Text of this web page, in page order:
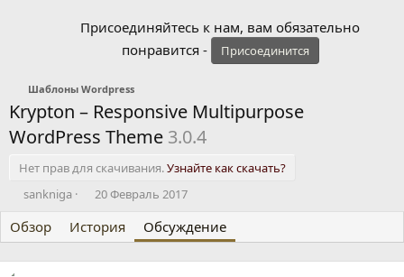
Присоединяйтесь к нам, вам обязательно
понравится -
Присоединится
Шаблоны Wordpress
Krypton – Responsive Multipurpose
WordPress Theme 3.0.4
Нет прав для скачивания.Узнайте как скачать?
А
т
о
р
sankniga
Д
т
а
н
20 Февраль 2017
Обзор История Обсуждение